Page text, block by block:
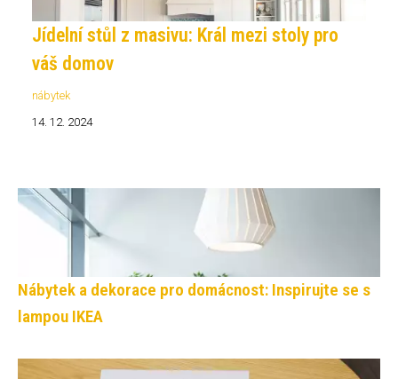
Jídelní stůl z masivu: Král mezi stoly pro
váš domov
nábytek
14. 12. 2024
Nábytek a dekorace pro domácnost: Inspirujte se s
lampou IKEA